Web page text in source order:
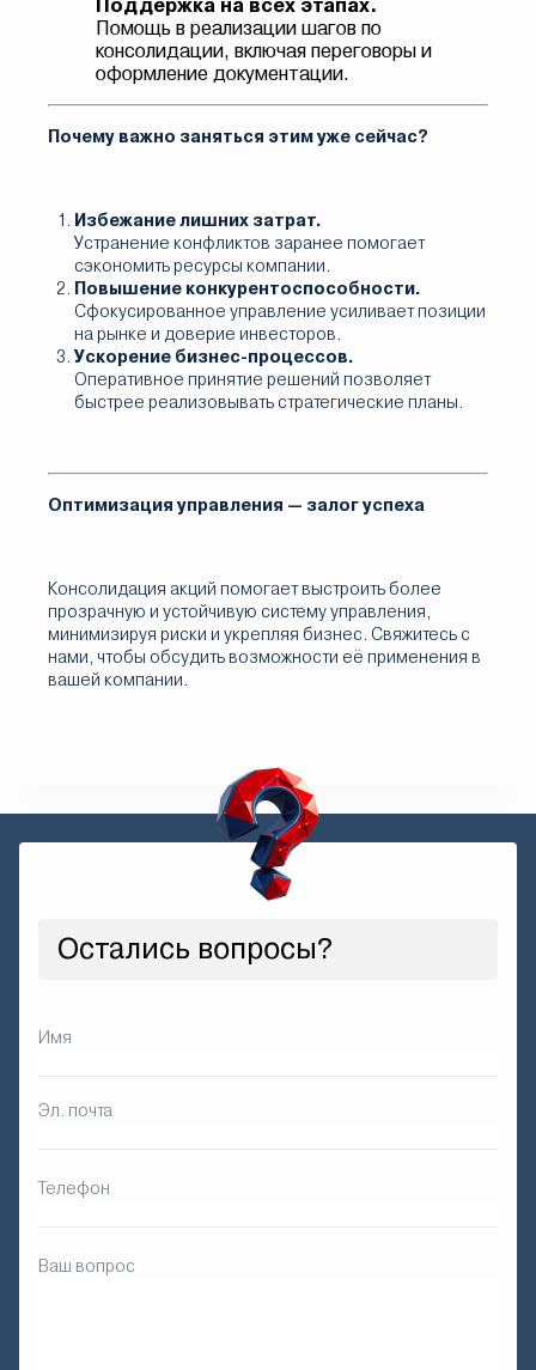
Поддержка на всех этапах.
Помощь в реализации шагов по
консолидации, включая переговоры и
оформление документации.
Почему важно заняться этим уже сейчас?
Избежание лишних затрат.
Устранение конфликтов заранее помогает
сэкономить ресурсы компании.
Повышение конкурентоспособности.
Сфокусированное управление усиливает позиции
на рынке и доверие инвесторов.
Ускорение бизнес-процессов.
Оперативное принятие решений позволяет
быстрее реализовывать стратегические планы.
Оптимизация управления — залог успеха
Консолидация акций помогает выстроить более
прозрачную и устойчивую систему управления,
минимизируя риски и укрепляя бизнес. Свяжитесь с
нами, чтобы обсудить возможности её применения в
вашей компании.
Остались вопросы?
Имя
Эл. почта
Телефон
Ваш вопрос